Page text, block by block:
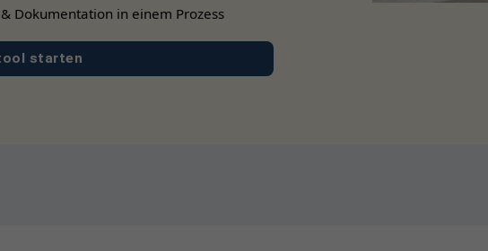
Dokumentation in einem Prozess
starten